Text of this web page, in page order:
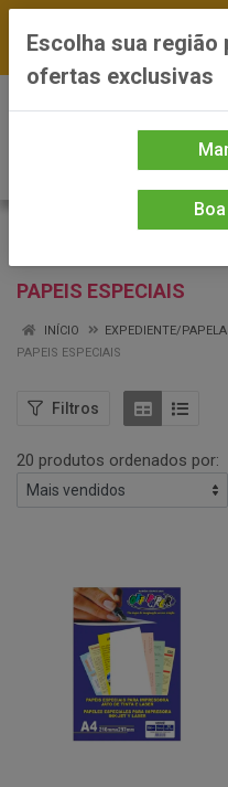
*Preços exclusivos
PAPEIS ESPECIAIS
INÍCIO
EXPEDIENTE/
PAPEIS ESPECIAIS
Filtros
20 produtos ordenados por:
Escolha sua região
ofertas exclusivas